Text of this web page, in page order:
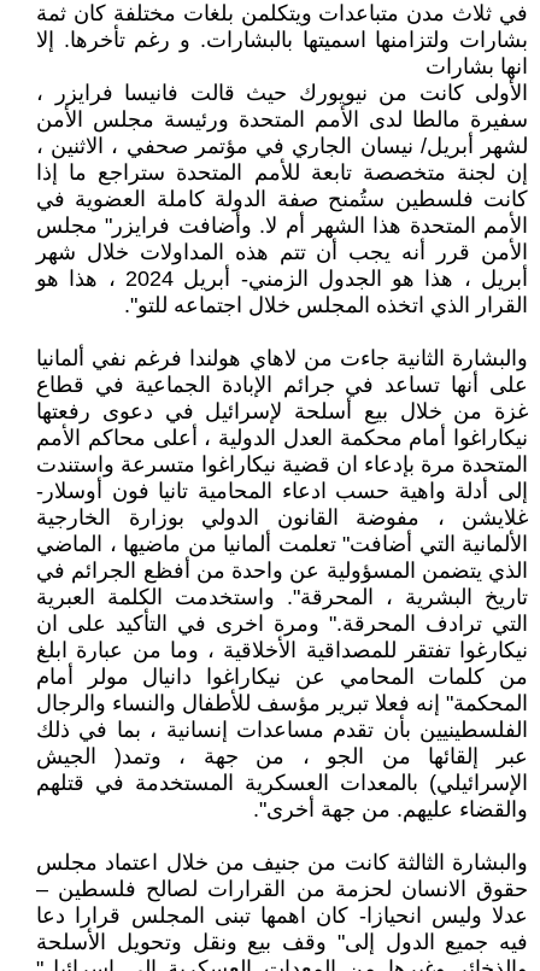
في ثلاث مدن متباعدات ويتكلمن بلغات مختلفة كان ثمة
بشارات ولتزامنها اسميتها بالبشارات. و رغم تأخرها. إلا
انها بشارات
الأولى كانت من نيويورك حيث قالت فانيسا فرايزر ،
سفيرة مالطا لدى الأمم المتحدة ورئيسة مجلس الأمن
لشهر أبريل/ نيسان الجاري في مؤتمر صحفي ، الاثنين ،
إن لجنة متخصصة تابعة للأمم المتحدة ستراجع ما إذا
كانت فلسطين ستُمنح صفة الدولة كاملة العضوية في
الأمم المتحدة هذا الشهر أم لا. وأضافت فرايزر" مجلس
الأمن قرر أنه يجب أن تتم هذه المداولات خلال شهر
أبريل ، هذا هو الجدول الزمني- أبريل 2024 ، هذا هو
القرار الذي اتخذه المجلس خلال اجتماعه للتو".
والبشارة الثانية جاءت من لاهاي هولندا فرغم نفي ألمانيا
على أنها تساعد في جرائم الإبادة الجماعية في قطاع
غزة من خلال بيع أسلحة لإسرائيل في دعوى رفعتها
نيكاراغوا أمام محكمة العدل الدولية ، أعلى محاكم الأمم
المتحدة مرة بإدعاء ان قضية نيكاراغوا متسرعة واستندت
إلى أدلة واهية حسب ادعاء المحامية تانيا فون أوسلار-
غلايشن ، مفوضة القانون الدولي بوزارة الخارجية
الألمانية التي أضافت" تعلمت ألمانيا من ماضيها ، الماضي
الذي يتضمن المسؤولية عن واحدة من أفظع الجرائم في
تاريخ البشرية ، المحرقة". واستخدمت الكلمة العبرية
التي ترادف المحرقة." ومرة اخرى في التأكيد على ان
نيكارغوا تفتقر للمصداقية الأخلاقية ، وما من عبارة ابلغ
من كلمات المحامي عن نيكاراغوا دانيال مولر أمام
المحكمة" إنه فعلا تبرير مؤسف للأطفال والنساء والرجال
الفلسطينيين بأن تقدم مساعدات إنسانية ، بما في ذلك
عبر إلقائها من الجو ، من جهة ، وتمد( الجيش
الإسرائيلي) بالمعدات العسكرية المستخدمة في قتلهم
والقضاء عليهم. من جهة أخرى".
والبشارة الثالثة كانت من جنيف من خلال اعتماد مجلس
حقوق الانسان لحزمة من القرارات لصالح فلسطين –
عدلا وليس انحيازا- كان اهمها تبنى المجلس قرارا دعا
فيه جميع الدول إلى" وقف بيع ونقل وتحويل الأسلحة